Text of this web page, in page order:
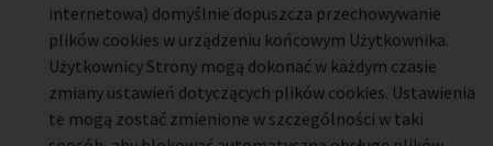
internetowa) domyślnie dopuszcza przechowywanie
plików cookies w urządzeniu końcowym Użytkownika.
Użytkownicy Strony mogą dokonać w każdym czasie
zmiany ustawień dotyczących plików cookies. Ustawienia
te mogą zostać zmienione w szczególności w taki